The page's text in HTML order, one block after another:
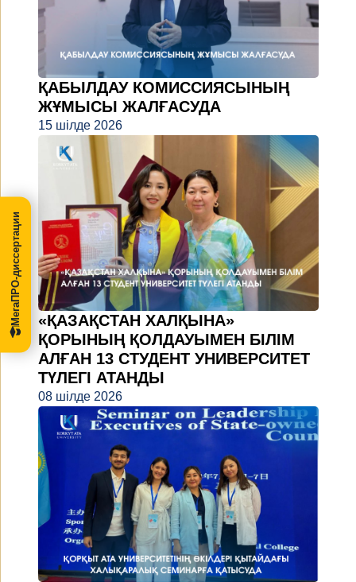
ҚАБЫЛДАУ КОМИССИЯСЫНЫҢ
ЖҰМЫСЫ ЖАЛҒАСУДА
15 шілде 2026
«ҚАЗАҚСТАН ХАЛҚЫНА»
ҚОРЫНЫҢ ҚОЛДАУЫМЕН БІЛІМ
АЛҒАН 13 СТУДЕНТ УНИВЕРСИТЕТ
ТҮЛЕГІ АТАНДЫ
08 шілде 2026
МегаПРО-диссертации